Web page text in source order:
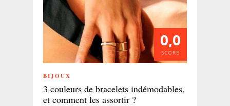
0,0
SCORE
BIJOUX
3 couleurs de bracelets indémodables,
et comment les assortir ?